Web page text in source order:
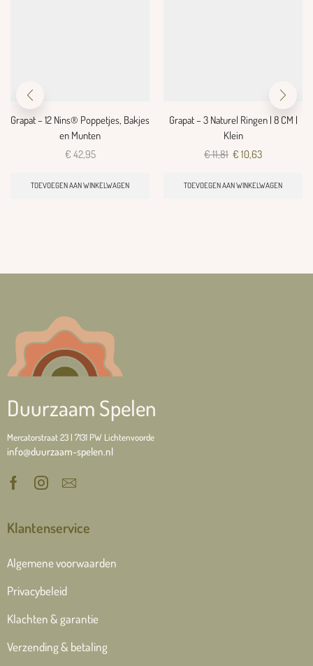
Grapat – 12 Nins® Poppetjes, Bakjes
en Munten
€ 42,95
TOEVOEGEN AAN WINKELWAGEN
Grapat – 3 Naturel Ringen | 8 CM |
Klein
€11,81 € 10,63
TOEVOEGEN AAN WINKELWAGEN
Duurzaam Spelen
Mercatorstraat 23 | 7131 PW Lichtenvoorde
info@duurzaam-spelen.nl
Klantenservice
Algemene voorwaarden
Privacybeleid
Klachten & garantie
Verzending & betaling